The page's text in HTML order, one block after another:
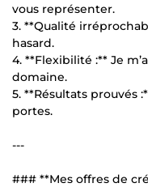
vous représenter.
3. **Qualité
hasard.
4. **Flexibilité :** Je
domaine.
5. **Résultats prouvés
portes.
---
### **Mes offres de